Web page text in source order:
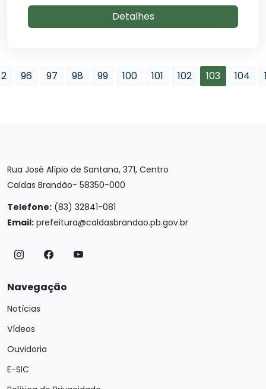
Detalhes
2 96 97 98 99 100 101 102 103 104
Rua José Alípio de Santana, 371, Centro
Caldas Brandão- 58350-000
Telefone: (83) 32841-081
Email: prefeitura@caldasbrandao.pb.gov.br
Navegação
Notícias
Vídeos
Ouvidoria
E-SIC